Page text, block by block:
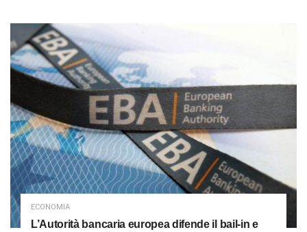
ECONOMIA
L’Autorità bancaria europea difende il bail-in e